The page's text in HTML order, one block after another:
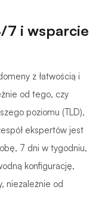
7 i wsparcie
z łatwością i
od tego, czy
poziomu (TLD),
ekspertów jest
7 dni w tygodniu,
konfigurację,
niezależnie od